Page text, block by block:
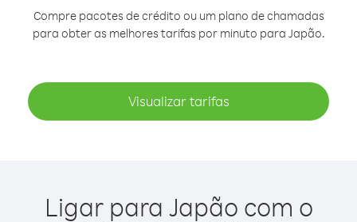
Compre pacotes de crédito ou um plano de chamadas
para obter as melhores tarifas por minuto para Japão.
Visualizar tarifas
Ligar para Japão com o